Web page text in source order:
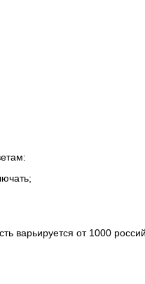
варьируется от 1000